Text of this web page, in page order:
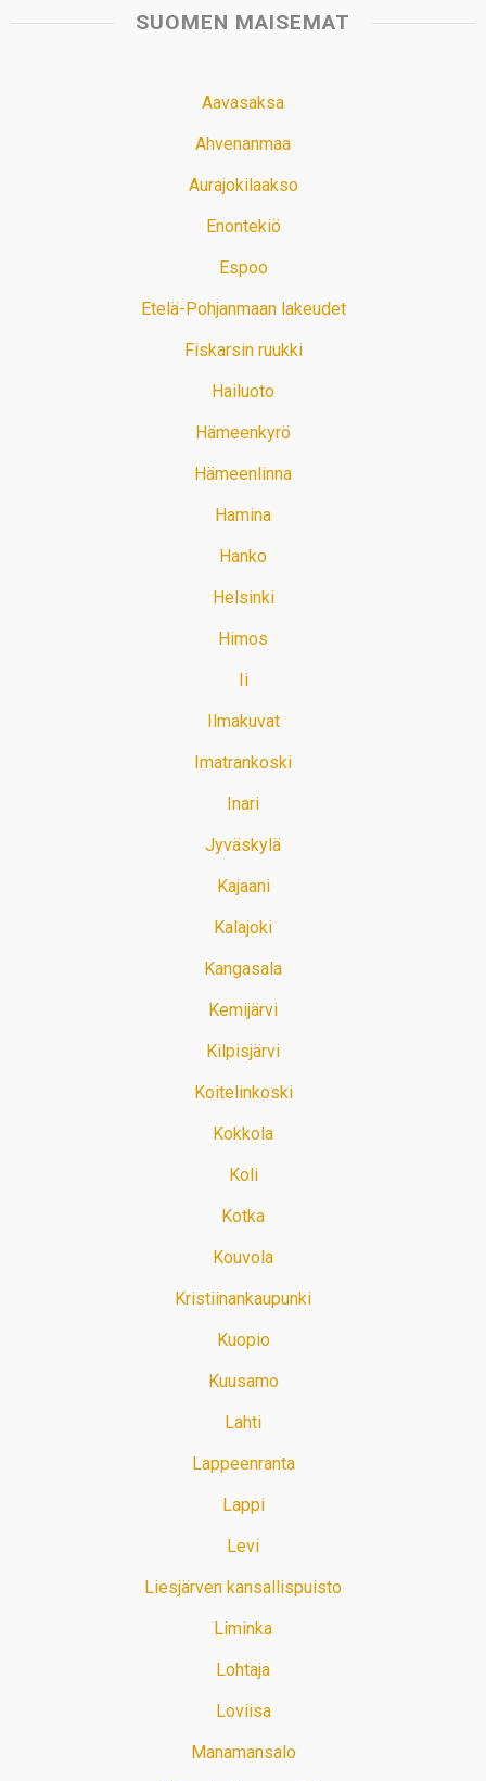
SUOMEN MAISEMAT
Aavasaksa
Ahvenanmaa
Aurajokilaakso
Enontekiö
Espoo
Etelä-Pohjanmaan lakeudet
Fiskarsin ruukki
Hailuoto
Hämeenkyrö
Hämeenlinna
Hamina
Hanko
Helsinki
Himos
Ii
Ilmakuvat
Imatrankoski
Inari
Jyväskylä
Kajaani
Kalajoki
Kangasala
Kemijärvi
Kilpisjärvi
Koitelinkoski
Kokkola
Koli
Kotka
Kouvola
Kristiinankaupunki
Kuopio
Kuusamo
Lahti
Lappeenranta
Lappi
Levi
Liesjärven kansallispuisto
Liminka
Lohtaja
Loviisa
Manamansalo